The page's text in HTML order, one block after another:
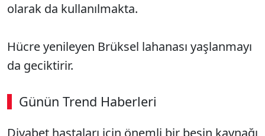
olarak da kullanılmakta.
Hücre yenileyen Brüksel lahanası yaşlanmayı
da geciktirir.
Günün Trend Haberleri
00:01 / 09:08